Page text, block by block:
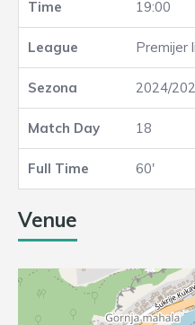
19:00
Premijer
2024/
18
60'
Venue